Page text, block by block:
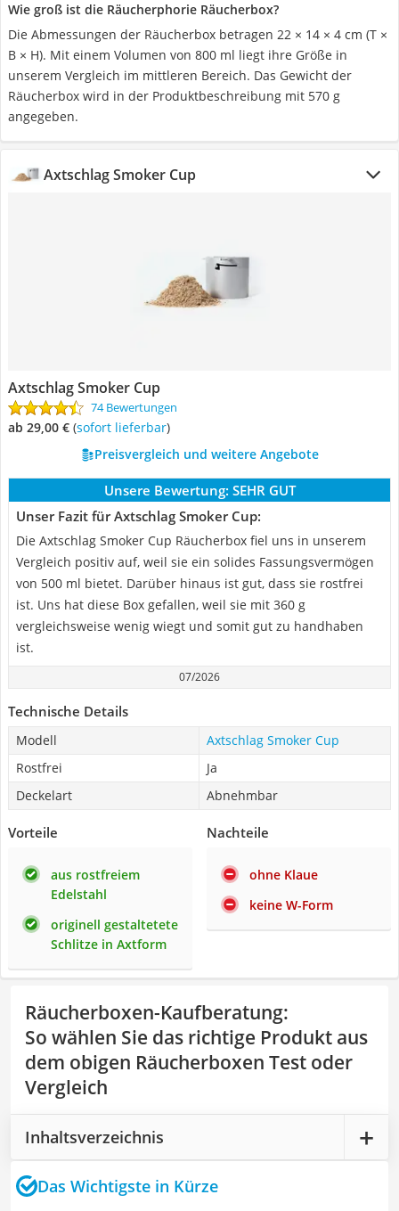
Wie groß ist die Räucherphorie Räucherbox?
Die Abmessungen der Räucherbox betragen 22 × 14 × 4 cm (T ×
B × H). Mit einem Volumen von 800 ml liegt ihre Größe in
unserem Vergleich im mittleren Bereich. Das Gewicht der
Räucherbox wird in der Produktbeschreibung mit 570 g
angegeben.
Axtschlag Smoker Cup
Axtschlag Smoker Cup
74 Bewertungen
ab 29,00 € ( Sofort lieferbar)
Preisvergleich und weitere Angebote
Unsere Bewertung: SEHR GUT
Unser Fazit für Axtschlag Smoker Cup:
Die Axtschlag Smoker Cup Räucherbox fiel uns in unserem
Vergleich positiv auf, weil sie ein solides Fassungsvermögen
von 500 ml bietet. Darüber hinaus ist gut, dass sie rostfrei
ist. Uns hat diese Box gefallen, weil sie mit 360 g
vergleichsweise wenig wiegt und somit gut zu handhaben
ist.
07/2026
Technische Details
Modell
Axtschlag Smoker Cup
Rostfrei
Ja
Deckelart
Abnehmbar
Vorteile
aus rostfreiem
Edelstahl
originell gestaltetete
Schlitze in Axtform
Nachteile
ohne Klaue
keine W-Form
Räucherboxen-Kaufberatung:
So wählen Sie das richtige Produkt aus
dem obigen Räucherboxen Test oder
Vergleich
Inhaltsverzeichnis
Das Wichtigste in Kürze